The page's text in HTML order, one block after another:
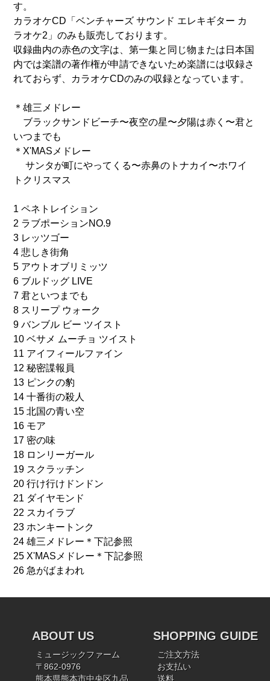
す。
カラオケCD「ベンチャーズ サウンド エレキギター カ
ラオケ2」のみも販売しております。
収録曲内の赤色の文字は、第一集と同じ物または日本国
内では楽譜の著作権が申請できないため楽譜には収録さ
れておらず、カラオケCDのみの収録となっています。
＊雄三メドレー
ブラックサンドビーチ〜夜空の星〜夕陽は赤く〜君と
いつまでも
＊X'MASメドレー
サンタが町にやってくる〜赤鼻のトナカイ〜ホワイ
トクリスマス
1 ペネトレイション
2 ラブポーションNO.9
3 レッツゴー
4 悲しき街角
5 アウトオブリミッツ
6 ブルドッグ LIVE
7 君といつまでも
8 スリープ ウォーク
9 バンブル ビー ツイスト
10 ベサメ ムーチョ ツイスト
11 アイフィールファイン
12 秘密諜報員
13 ピンクの豹
14 十番街の殺人
15 北国の青い空
16 モア
17 密の味
18 ロンリーガール
19 スクラッチン
20 行け行けドンドン
21 ダイヤモンド
22 スカイラブ
23 ホンキートンク
24 雄三メドレー＊下記参照
25 X'MASメドレー＊下記参照
26 急がばまわれ
ABOUT US
ミュージックファーム
〒862-0976
熊本県熊本市中央区九品
SHOPPING GUIDE
ご注文方法
お支払い
送料